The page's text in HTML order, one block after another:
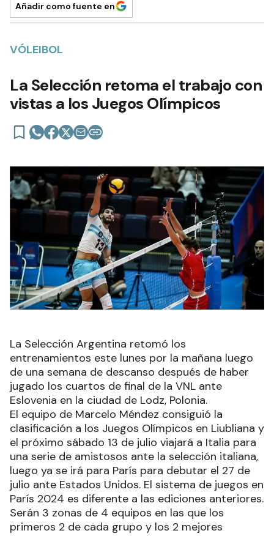
Añadir como fuente en
VÓLEIBOL
La Selección retoma el trabajo con
vistas a los Juegos Olímpicos
La Selección Argentina retomó los
entrenamientos este lunes por la mañana luego
de una semana de descanso después de haber
jugado los cuartos de final de la VNL ante
Eslovenia en la ciudad de Lodz, Polonia.
El equipo de Marcelo Méndez consiguió la
clasificación a los Juegos Olímpicos en Liubliana y
el próximo sábado 13 de julio viajará a Italia para
una serie de amistosos ante la selección italiana,
luego ya se irá para París para debutar el 27 de
julio ante Estados Unidos. El sistema de juegos en
París 2024 es diferente a las ediciones anteriores.
Serán 3 zonas de 4 equipos en las que los
primeros 2 de cada grupo y los 2 mejores